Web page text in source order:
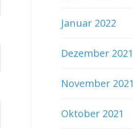
Januar 2022
Dezember 2021
November 2021
Oktober 2021